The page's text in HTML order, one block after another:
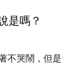
是嗎？
不哭鬧，但是